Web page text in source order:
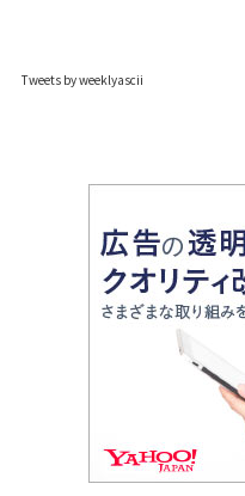
Tweets by weeklyascii